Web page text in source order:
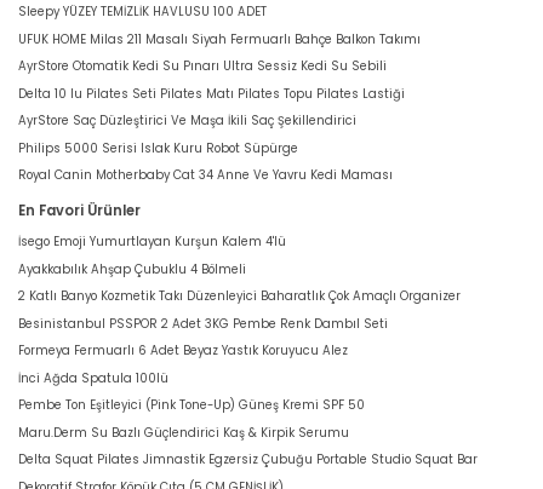
Sleepy YÜZEY TEMİZLİK HAVLUSU 100 ADET
UFUK HOME Milas 211 Masalı Siyah Fermuarlı Bahçe Balkon Takımı
AyrStore Otomatik Kedi Su Pınarı Ultra Sessiz Kedi Su Sebili
Delta 10 lu Pilates Seti Pilates Matı Pilates Topu Pilates Lastiği
AyrStore Saç Düzleştirici Ve Maşa İkili Saç Şekillendirici
Philips 5000 Serisi Islak Kuru Robot Süpürge
Royal Canin Motherbaby Cat 34 Anne Ve Yavru Kedi Maması
En Favori Ürünler
İsego Emoji Yumurtlayan Kurşun Kalem 4'lü
Ayakkabılık Ahşap Çubuklu 4 Bölmeli
2 Katlı Banyo Kozmetik Takı Düzenleyici Baharatlık Çok Amaçlı Organizer
Besinistanbul PSSPOR 2 Adet 3KG Pembe Renk Dambıl Seti
Formeya Fermuarlı 6 Adet Beyaz Yastık Koruyucu Alez
İnci Ağda Spatula 100lü
Pembe Ton Eşitleyici (Pink Tone-Up) Güneş Kremi SPF 50
Maru.Derm Su Bazlı Güçlendirici Kaş & Kirpik Serumu
Delta Squat Pilates Jimnastik Egzersiz Çubuğu Portable Studio Squat Bar